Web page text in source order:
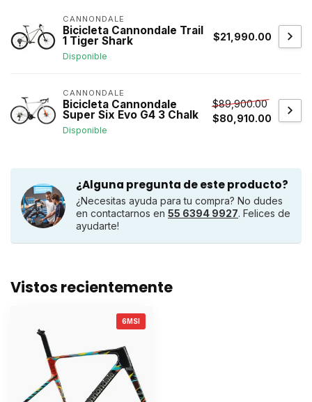
CANNONDALE
Bicicleta Cannondale Trail
1 Tiger Shark
Disponible
$21,990.00
CANNONDALE
Bicicleta Cannondale
Super Six Evo G4 3 Chalk
Disponible
$89,900.00
$80,910.00
¿Alguna pregunta de este producto?
¿Necesitas ayuda para tu compra? No dudes
en contactarnos en 55 6394 9927. Felices de
ayudarte!
Vistos recientemente
6MSI